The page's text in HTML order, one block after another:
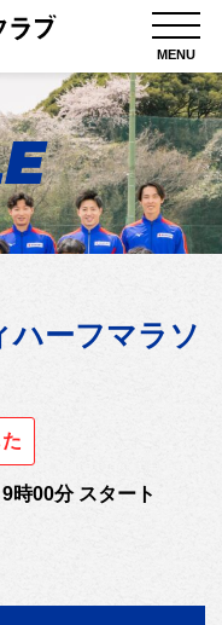
MENU
ハーフマラソ
時00分 スタート